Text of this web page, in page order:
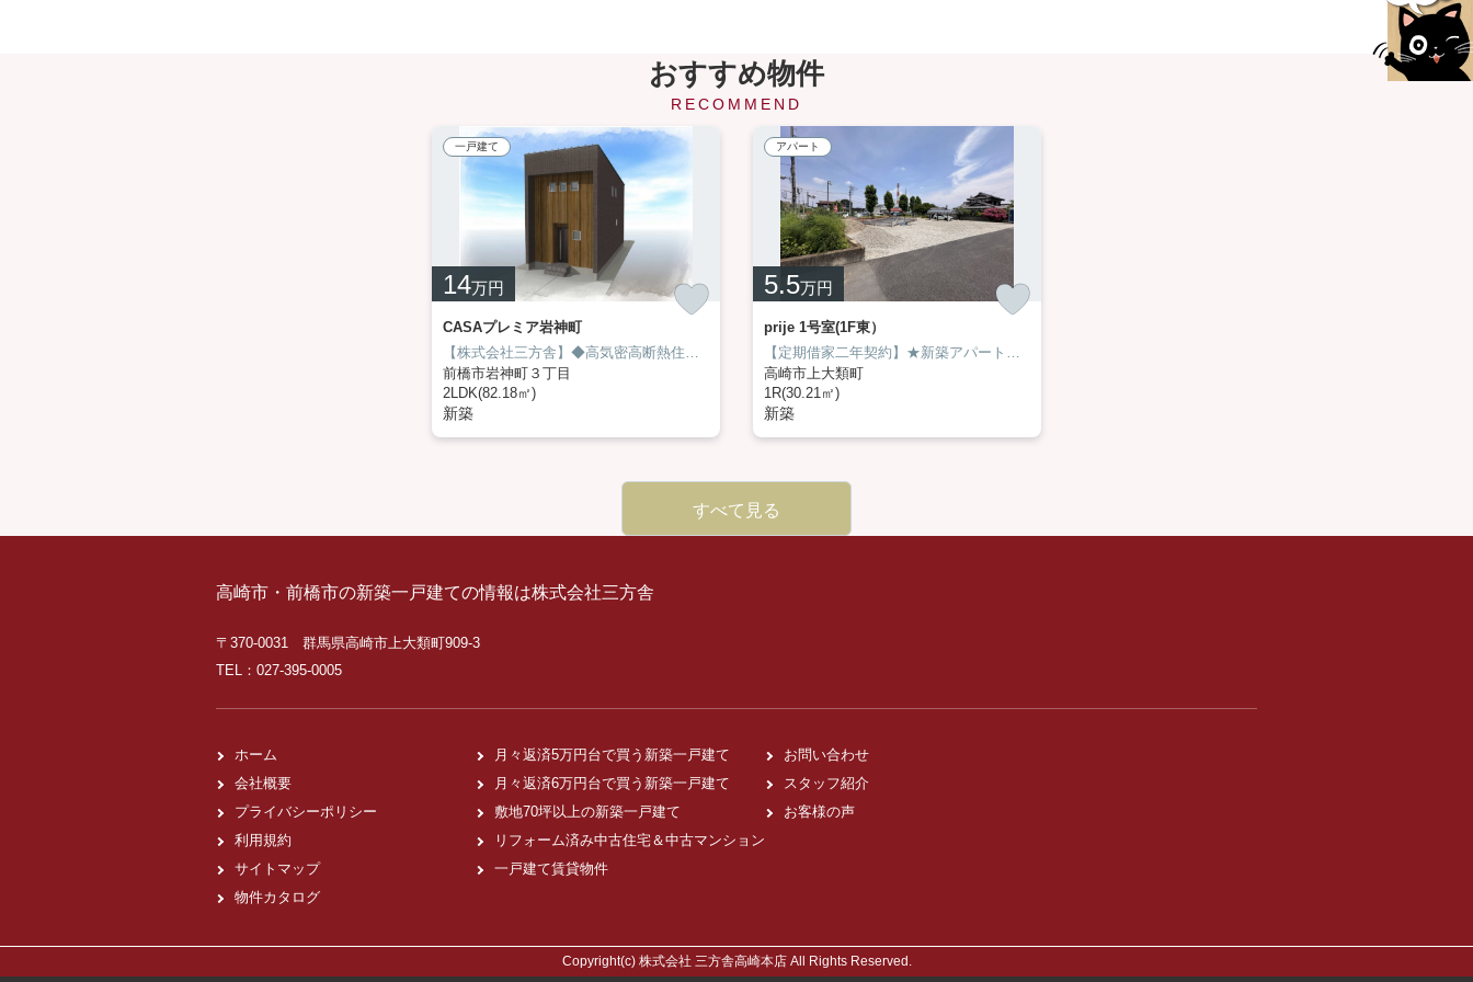
おすすめ物件
RECOMMEND
一戸建て
14万円
CASAプレミア岩神町
【株式会社三方舎】◆高気密高断熱住宅・UA値0.25断熱等級7相当♪◆ダブル断熱とアルゴンガス入り高断熱トリプルガラス採用！◆床下エアコン1台でお家をまるごと冷暖房！◆どの部屋も温度差がない高性能住宅♪◆オール電化・ＬＥＤ照明でエコな暮らし♪◆オカケンホーム施工のお家で安心・快適な生活
前橋市岩神町３丁目
2LDK(82.18㎡)
新築
アパート
5.5万円
prije 1号室(1F東）
【定期借家二年契約】★新築アパート建築中！2026年10月完成予定！★
高崎市上大類町
1R(30.21㎡)
新築
すべて見る
高崎市・前橋市の新築一戸建ての情報は株式会社三方舎
〒370-0031 群馬県高崎市上大類町909-3
TEL：027-395-0005
ホーム
会社概要
プライバシーポリシー
利用規約
サイトマップ
物件カタログ
月々返済5万円台で買う新築一戸建て
月々返済6万円台で買う新築一戸建て
敷地70坪以上の新築一戸建て
リフォーム済み中古住宅＆中古マンション
一戸建て賃貸物件
お問い合わせ
スタッフ紹介
お客様の声
Copyright(c) 株式会社 三方舎高崎本店 All Rights Reserved.